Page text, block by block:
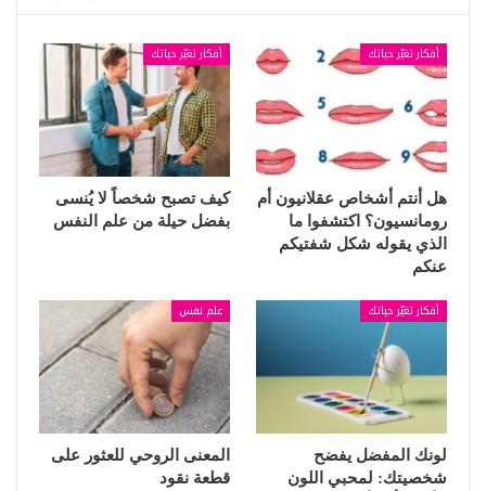
أفكار تغيّر حياتك
هل أنتم أشخاص عقلانيون أم
رومانسيون؟ اكتشفوا ما
الذي يقوله شكل شفتيكم
عنكم
أفكار تغيّر حياتك
كيف تصبح شخصاً لا يُنسى
بفضل حيلة من علم النفس
أفكار تغيّر حياتك
لونك المفضل يفضح
شخصيتك: لمحبي اللون
علم نفس
المعنى الروحي للعثور على
قطعة نقود